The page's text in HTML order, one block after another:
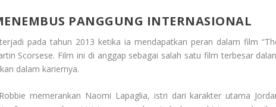
PANGGUNG INTERNASIONAL
pada tahun 2013 ketika ia mendapatkan peran dalam film
Scorsese. Film ini di anggap sebagai salah satu film terbesar
dalam kariernya.
memerankan Naomi Lapaglia, istri dari karakter utama